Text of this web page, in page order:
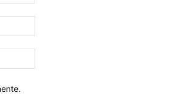
electrónico:*
web: